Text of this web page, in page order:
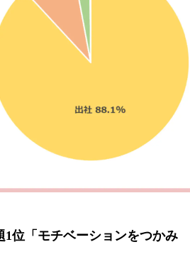
1位「モチベーションをつかみ